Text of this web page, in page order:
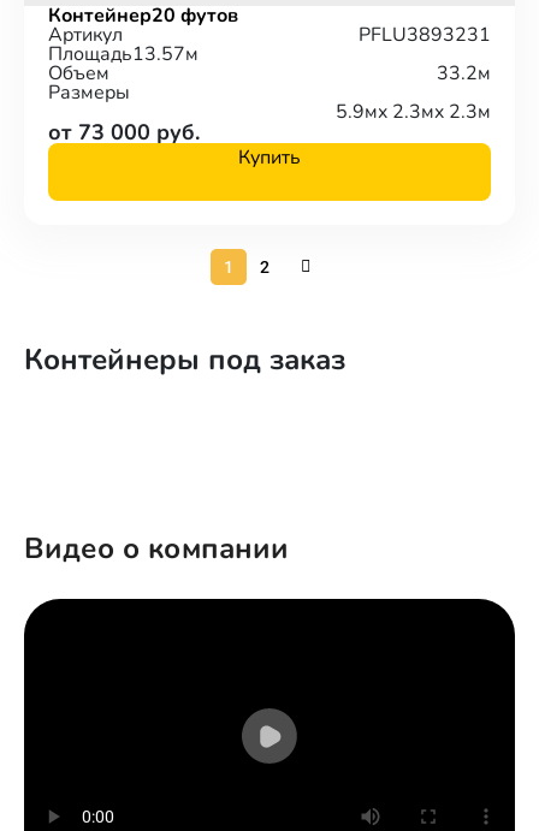
Контейнер20 футов
Артикул PFLU3893231
Площадь13.57м
Объем 33.2м
Размеры
5.9мx 2.3мx 2.3м
от 73 000 руб.
Купить
1 2
Контейнеры под заказ
Видео о компании